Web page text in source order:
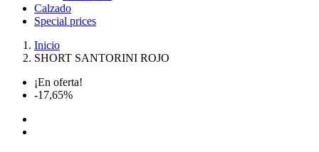
Calzado
Special prices
Inicio
SHORT SANTORINI ROJO
¡En oferta!
-17,65%